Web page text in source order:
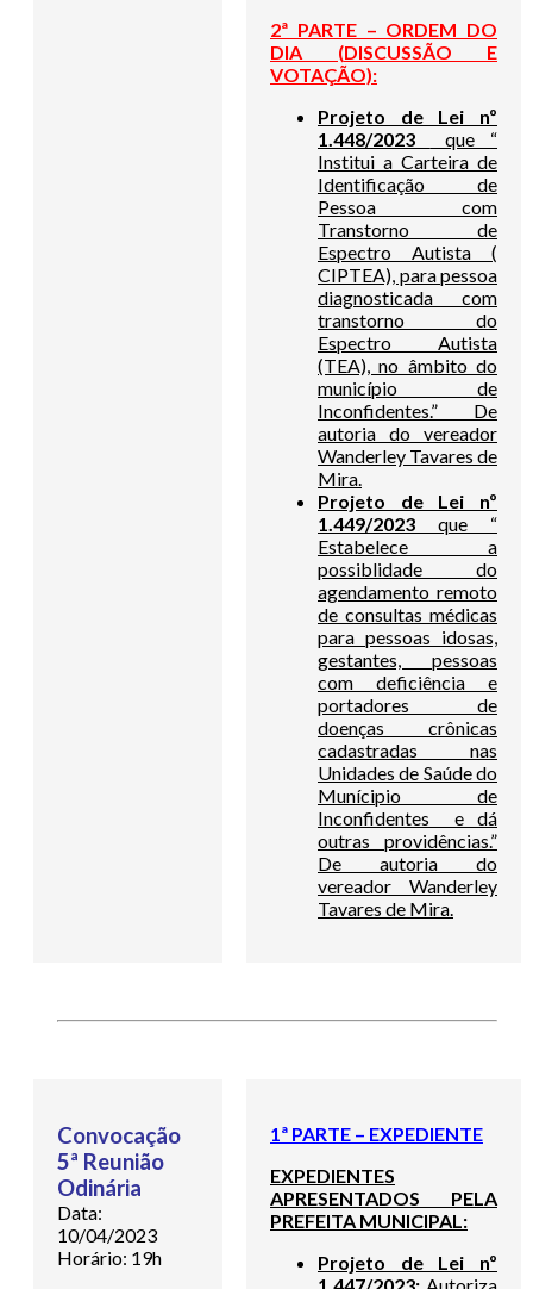
2ª PARTE – ORDEM DO
DIA (DISCUSSÃO E
VOTAÇÃO):
Projeto de Lei nº
1.448/2023
que “
Institui a Carteira de
Identificação de
Pessoa com
Transtorno de
Espectro Autista (
CIPTEA), para pessoa
diagnosticada com
transtorno do
Espectro Autista
(TEA), no âmbito do
município de
Inconfidentes.” De
autoria do vereador
Wanderley Tavares de
Mira.
Projeto de Lei nº
1.449/2023 que “
Estabelece a
possiblidade do
agendamento remoto
de consultas médicas
para pessoas idosas,
gestantes, pessoas
com deficiência e
portadores de
doenças crônicas
cadastradas nas
Unidades de Saúde do
Munícipio de
Inconfidentes e dá
outras providências.”
De autoria do
vereador Wanderley
Tavares de Mira.
Convocação
5ª Reunião
Odinária
Data:
10/04/2023
Horário: 19h
1ª PARTE – EXPEDIENTE
EXPEDIENTES
APRESENTADOS PELA
PREFEITA MUNICIPAL:
Projeto de Lei nº